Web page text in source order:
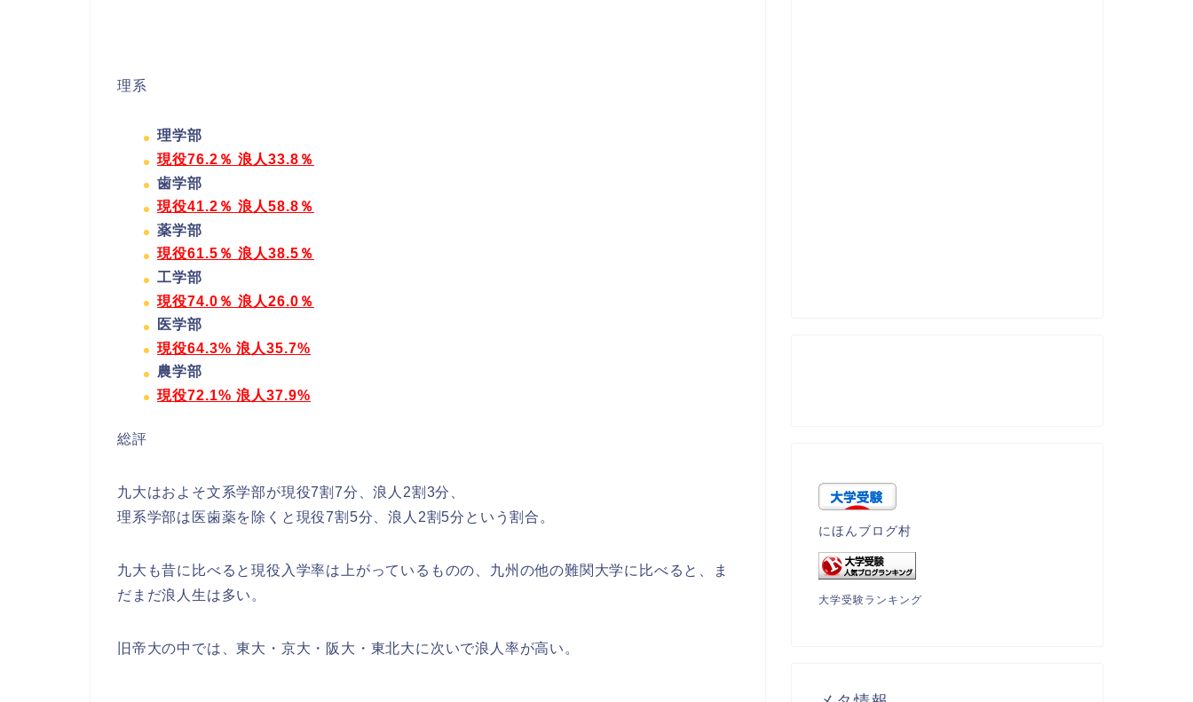
理系
理学部
現役76.2％ 浪人33.8％
歯学部
現役41.2％ 浪人58.8％
薬学部
現役61.5％ 浪人38.5％
工学部
現役74.0％ 浪人26.0％
医学部
現役64.3% 浪人35.7%
農学部
現役72.1% 浪人37.9%
総評
九大はおよそ文系学部が現役7割7分、浪人2割3分、
理系学部は医歯薬を除くと現役7割5分、浪人2割5分という割合。
九大も昔に比べると現役入学率は上がっているものの、九州の他の難関大学に比べると、ま
だまだ浪人生は多い。
旧帝大の中では、東大・京大・阪大・東北大に次いで浪人率が高い。
にほんブログ村
大学受験ランキング